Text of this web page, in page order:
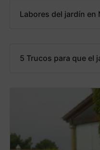
Labores del jardín en
5 Trucos para que el